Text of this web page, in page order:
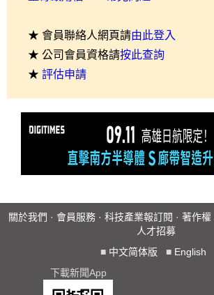
★ 會員聯絡人網頁請由此登入
★ 公司會員資格請按此查詢
★ 評估申請
關於我們 · 會員服務 · 科技產業報訂閱 · 著作權
人才招募
■ 中文简体版 ■ English
下載新聞App